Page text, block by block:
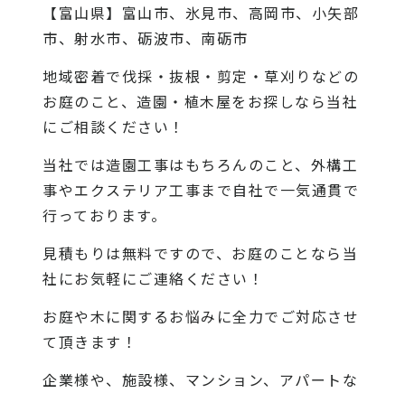
【富山県】富山市、氷見市、高岡市、小矢部
市、射水市、砺波市、南砺市
地域密着で伐採・抜根・剪定・草刈りなどの
お庭のこと、造園・植木屋をお探しなら当社
にご相談ください！
当社では造園工事はもちろんのこと、外構工
事やエクステリア工事まで自社で一気通貫で
行っております。
見積もりは無料ですので、お庭のことなら当
社にお気軽にご連絡ください！
お庭や木に関するお悩みに全力でご対応させ
て頂きます！
企業様や、施設様、マンション、アパートな